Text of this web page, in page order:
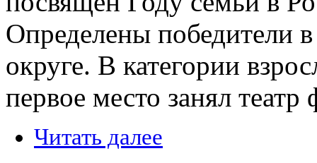
Определены победители
округе. В категории
первое место занял
Читать далее